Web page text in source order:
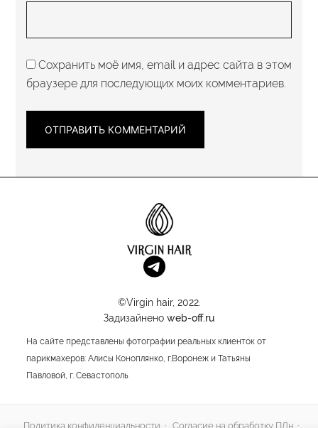
Сохранить моё имя, email и адрес сайта в этом
браузере для последующих моих комментариев.
©Virgin hair, 2022.
Задизайнено web-off.ru
На сайте представлены фотографии реальных клиенток от
парикмахеров: Алисы Коноплянко, г.Воронеж и Татьяны
Павловой, г. Севастополь
Политика конфиденциальности · Согласие на обработку ПДн ·